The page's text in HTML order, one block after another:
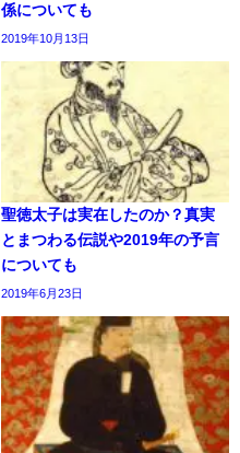
係についても
2019年10月13日
聖徳太子は実在したのか？真実
とまつわる伝説や2019年の予言
についても
2019年6月23日